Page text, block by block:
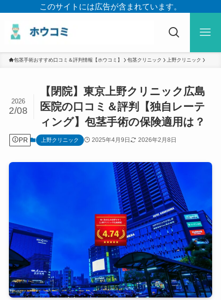
このサイトには広告が含まれています。
包茎手術おすすめ口コミ＆評判情報【ホウコミ】 包茎クリニック 上野クリニック
【閉院】東京上野クリニック広島
医院の口コミ＆評判【独自レーテ
ィング】包茎手術の保険適用は？
2026
2/08
PR 上野クリニック 2025年4月9日 2026年2月8日